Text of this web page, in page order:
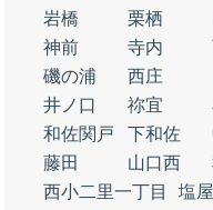
岩橋
栗栖
神前
寺内
磯の浦
西庄
井ノ口
祢宜
和佐関戸
下和佐
藤田
山口西
西小二里一丁目
塩